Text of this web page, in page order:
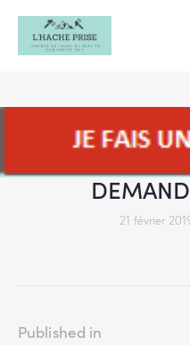
21 février
Published in